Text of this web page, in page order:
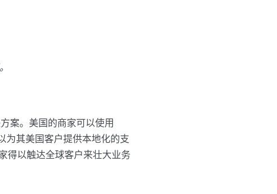
案。美国的商家可以使用
为其美国客户提供本地化的支
得以触达全球客户来壮大业务